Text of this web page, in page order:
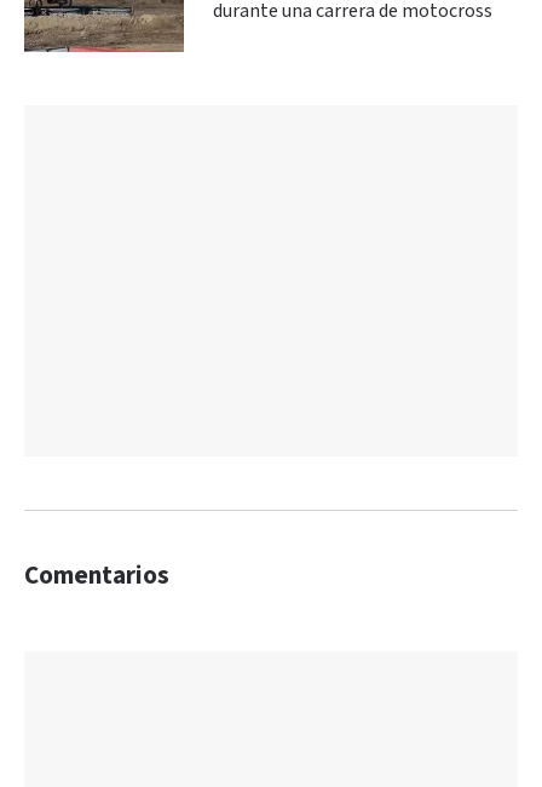
durante una carrera de motocross
Comentarios